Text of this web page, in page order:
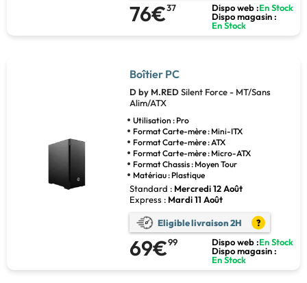
76€37 Dispo web :En Stock
Dispo magasin :
En Stock
Boîtier PC
D by M.REDSilent Force - MT/Sans
Alim/ATX
Utilisation : Pro
Format Carte-mère : Mini-ITX
Format Carte-mère : ATX
Format Carte-mère : Micro-ATX
Format Chassis : Moyen Tour
Matériau : Plastique
Standard : Mercredi 12 Août
Express : Mardi 11 Août
Eligible livraison 2H ?
69€99 Dispo web :En Stock
Dispo magasin :
En Stock